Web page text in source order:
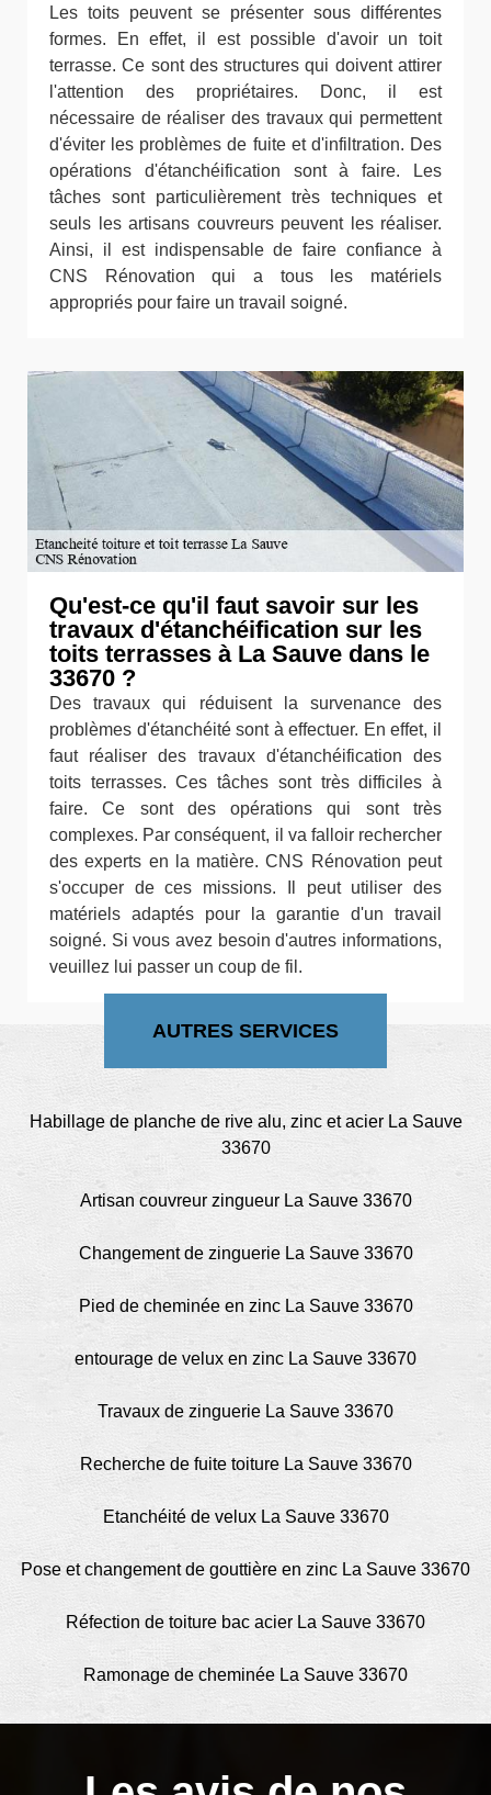
Les toits peuvent se présenter sous différentes
formes. En effet, il est possible d'avoir un toit
terrasse. Ce sont des structures qui doivent attirer
l'attention des propriétaires. Donc, il est
nécessaire de réaliser des travaux qui permettent
d'éviter les problèmes de fuite et d'infiltration. Des
opérations d'étanchéification sont à faire. Les
tâches sont particulièrement très techniques et
seuls les artisans couvreurs peuvent les réaliser.
Ainsi, il est indispensable de faire confiance à
CNS Rénovation qui a tous les matériels
appropriés pour faire un travail soigné.
Qu'est-ce qu'il faut savoir sur les
travaux d'étanchéification sur les
toits terrasses à La Sauve dans le
33670 ?
Des travaux qui réduisent la survenance des
problèmes d'étanchéité sont à effectuer. En effet, il
faut réaliser des travaux d'étanchéification des
toits terrasses. Ces tâches sont très difficiles à
faire. Ce sont des opérations qui sont très
complexes. Par conséquent, il va falloir rechercher
des experts en la matière. CNS Rénovation peut
s'occuper de ces missions. Il peut utiliser des
matériels adaptés pour la garantie d'un travail
soigné. Si vous avez besoin d'autres informations,
veuillez lui passer un coup de fil.
AUTRES SERVICES
Habillage de planche de rive alu, zinc et acier La Sauve
33670
Artisan couvreur zingueur La Sauve 33670
Changement de zinguerie La Sauve 33670
Pied de cheminée en zinc La Sauve 33670
entourage de velux en zinc La Sauve 33670
Travaux de zinguerie La Sauve 33670
Recherche de fuite toiture La Sauve 33670
Etanchéité de velux La Sauve 33670
Pose et changement de gouttière en zinc La Sauve 33670
Réfection de toiture bac acier La Sauve 33670
Ramonage de cheminée La Sauve 33670